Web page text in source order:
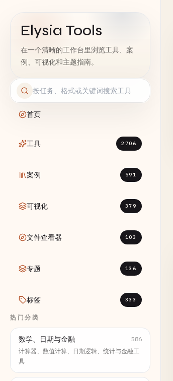
Elysia Tools
在一个清晰的工作台里浏览工具、案
例、可视化和主题指南。
首页
工具 2706
案例 591
可视化 379
文件查看器 103
专题 136
标签 333
热门分类
数学、日期与金融
586
计算器、数值计算、日期逻辑、统计与金融工
具